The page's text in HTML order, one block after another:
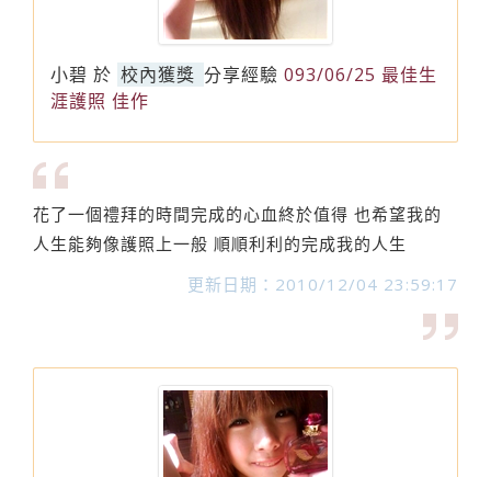
小碧 於 校內獲獎 分享經驗 093/06/25 最佳生
涯護照 佳作
花了一個禮拜的時間完成的心血終於值得 也希望我的
人生能夠像護照上一般 順順利利的完成我的人生
更新日期：2010/12/04 23:59:17